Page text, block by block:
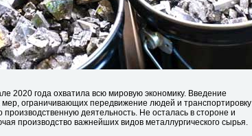
2020 года охватила всю мировую экономику. Введение
ограничивающих передвижение людей и транспортировку
производственную деятельность. Не осталась в стороне и
производство важнейших видов металлургического сырья.